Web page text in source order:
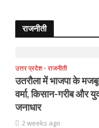
राजनीती
उत्तर प्रदेश • राजनीती
उतरौला में भाजपा के
वर्मा, किसान-गरीब और
जनाधार
2 weeks ago